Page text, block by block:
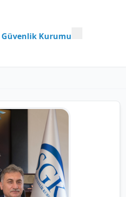
Güvenlik Kurumu